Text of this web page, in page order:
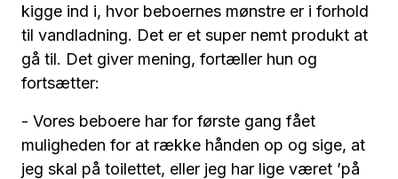
kigge ind i, hvor beboernes mønstre er i forhold
til vandladning. Det er et super nemt produkt at
gå til. Det giver mening, fortæller hun og
fortsætter:
- Vores beboere har for første gang fået
muligheden for at række hånden op og sige, at
jeg skal på toilettet, eller jeg har lige været ’på